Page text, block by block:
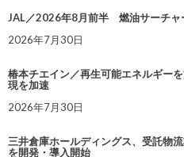
JAL／2026年8月前半 燃油サーチャ
2026年7月30日
椿本チエイン／再生可能エネルギー
現を加速
2026年7月30日
三井倉庫ホールディングス、受託物
を開発・導入開始